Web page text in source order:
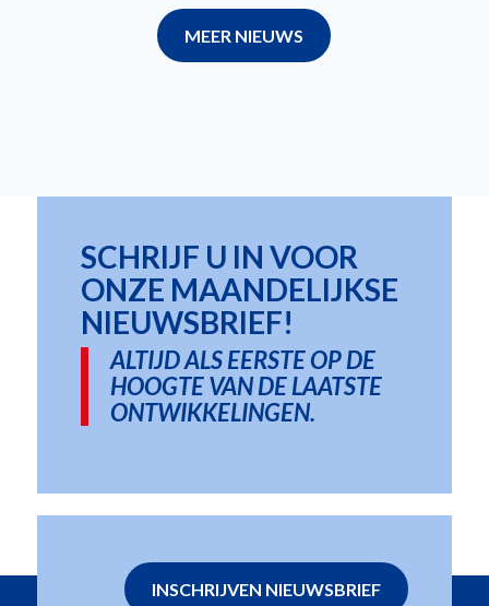
MEER NIEUWS
SCHRIJF U IN VOOR
ONZE MAANDELIJKSE
NIEUWSBRIEF!
ALTIJD ALS EERSTE OP DE
HOOGTE VAN DE LAATSTE
ONTWIKKELINGEN.
INSCHRIJVEN NIEUWSBRIEF